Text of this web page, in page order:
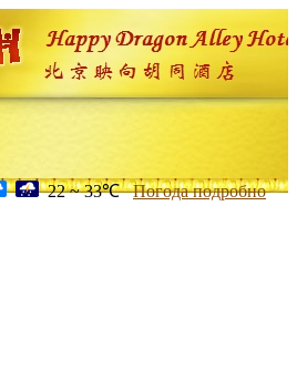
22 ~ 33℃ Погода подробно